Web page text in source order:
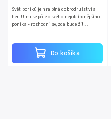
Do košíka
Svět poníků je hra plná dobrodružství a
her. Ujmi se péče o svého nejoblíbenějšího
poníka – rozhodni se, zda bude žít